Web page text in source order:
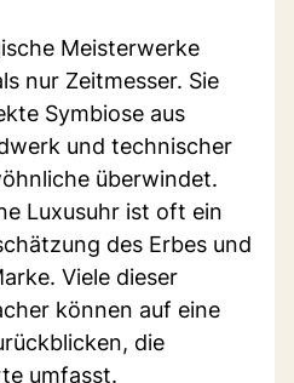
Meisterwerke
nur Zeitmesser. Sie
Symbiose aus
und technischer
überwindet.
Luxusuhr ist oft ein
des Erbes und
Viele dieser
können auf eine
die
umfasst.